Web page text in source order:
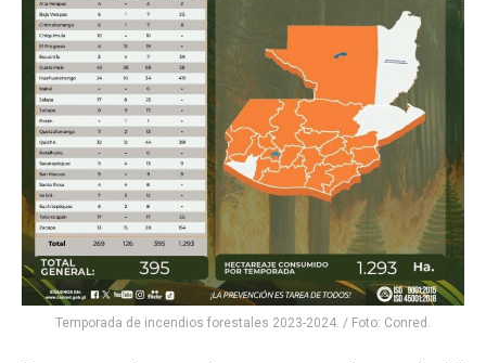
Temporada de incendios forestales 2023-2024. / Foto: Conred.